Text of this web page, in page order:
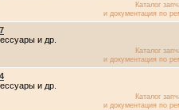
Каталог
и документация по
и др.
Каталог
и документация по
и др.
Каталог
и документация по